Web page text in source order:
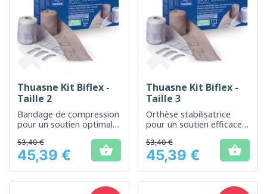
Thuasne Kit Biflex -
Taille 2
Bandage de compression
pour un soutien optimal
Prix
53,40 €
45,39 € 
Thuasne Kit Biflex -
Taille 3
Orthèse stabilisatrice
pour un soutien efficace
Prix
53,40 €
45,39 € 